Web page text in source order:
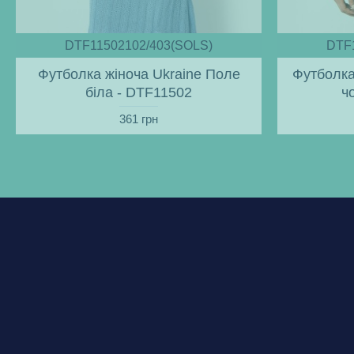
DTF11502102/403(SOLS)
Футболка жіноча Ukraine Поле
біла - DTF11502
361 грн